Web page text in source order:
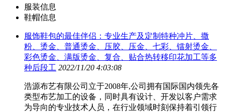
服装信息
鞋帽信息
服饰鞋包的最佳伴侣：专业生产及定制特种冲片、撒
粉、烫金、普通烫金、压胶、压金、七彩、镭射烫金、
彩色烫金、满版烫金、复合、贴合热转移印花加工等多
种后段工 2022/11/20 4:03:08
浩源布艺有限公司立于2008年,公司拥有国际国内领先各
类型布艺加工的设备，同时具有设计、开发以客户需求
为导向的专业技术人员，在行业领域时刻保持着引领行